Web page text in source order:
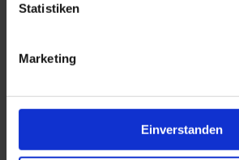
Statistiken
Marketing
Einverstanden
Hygieneinspektionen gem. VDI
Luftkeim- und
Anlagen